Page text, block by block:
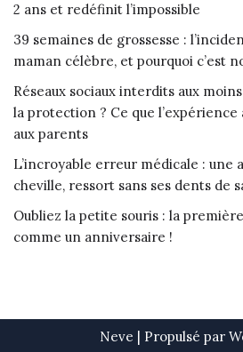
2 ans et redéfinit l’impossible
39 semaines de grossesse :
maman célèbre, et pourquoi c’est
Réseaux sociaux interdits aux moins
la protection ? Ce que
aux parents
L’incroyable erreur médicale : une
cheville, ressort sans ses dents de
Oubliez la petite souris : la
comme un anniversaire !
Neve | Propulsé par